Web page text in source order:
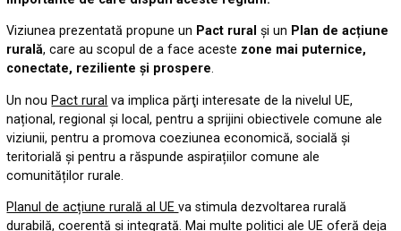
Viziunea prezentată propune un Pact ruralși un Plan de acțiune
rurală, care au scopul de a face aceste zone mai puternice,
conectate, reziliente și prospere.
Un nou Pact rural va implica părţi interesate de la nivelul UE,
național, regional și local, pentru a sprijini obiectivele comune ale
viziunii, pentru a promova coeziunea economică, socială și
teritorială și pentru a răspunde aspirațiilor comune ale
comunităților rurale.
Planul de acțiune rurală al UEva stimula dezvoltarea rurală
durabilă, coerentă și integrată. Mai multe politici ale UE oferă deja